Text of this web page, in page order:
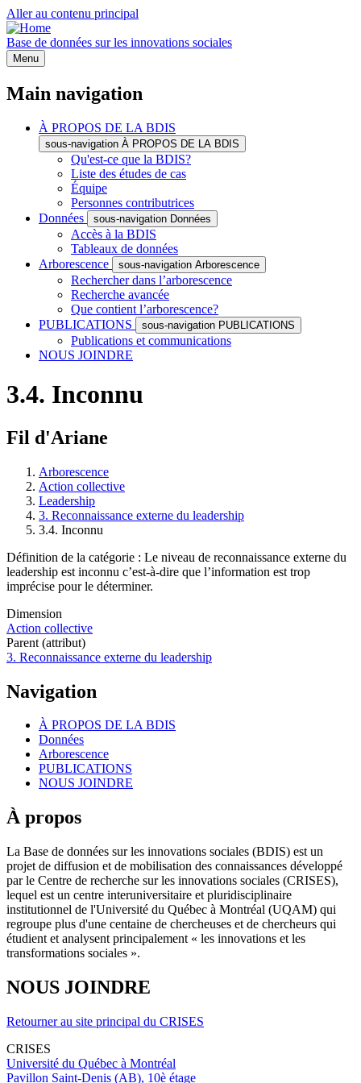
Aller au contenu principal
Base de données sur les innovations sociales
Menu
Main navigation
À PROPOS DE LA BDIS
sous-navigation À PROPOS DE LA BDIS
Qu'est-ce que la BDIS?
Liste des études de cas
Équipe
Personnes contributrices
Données
sous-navigation Données
Accès à la BDIS
Tableaux de données
Arborescence
sous-navigation Arborescence
Rechercher dans l’arborescence
Recherche avancée
Que contient l’arborescence?
PUBLICATIONS
sous-navigation PUBLICATIONS
Publications et communications
NOUS JOINDRE
3.4. Inconnu
Fil d'Ariane
Arborescence
Action collective
Leadership
3. Reconnaissance externe du leadership
3.4. Inconnu
Définition de la catégorie : Le niveau de reconnaissance externe du
leadership est inconnu c’est-à-dire que l’information est trop
imprécise pour le déterminer.
Dimension
Action collective
Parent (attribut)
3. Reconnaissance externe du leadership
Navigation
À PROPOS DE LA BDIS
Données
Arborescence
PUBLICATIONS
NOUS JOINDRE
À propos
La Base de données sur les innovations sociales (BDIS) est un
projet de diffusion et de mobilisation des connaissances développé
par le Centre de recherche sur les innovations sociales (CRISES),
lequel est un centre interuniversitaire et pluridisciplinaire
institutionnel de l'Université du Québec à Montréal (UQAM) qui
regroupe plus d'une centaine de chercheuses et de chercheurs qui
étudient et analysent principalement « les innovations et les
transformations sociales ».
NOUS JOINDRE
Retourner au site principal du CRISES
CRISES
Université du Québec à Montréal
Pavillon Saint-Denis (AB), 10è étage